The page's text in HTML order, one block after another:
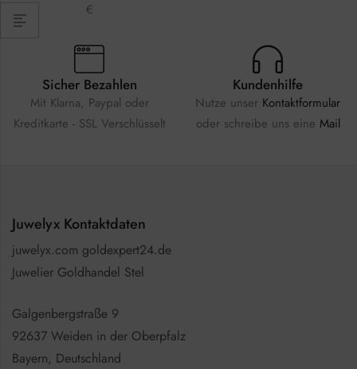
€
Sicher Bezahlen
Mit Klarna, Paypal oder
Kreditkarte - SSL Verschlüsselt
Kundenhilfe
Nutze unser Kontaktformular
oder schreibe uns eine Mail
Juwelyx Kontaktdaten
juwelyx.com goldexpert24.de
Juwelier Goldhandel Stel
Galgenbergstraße 9
92637 Weiden in der Oberpfalz
Bayern, Deutschland